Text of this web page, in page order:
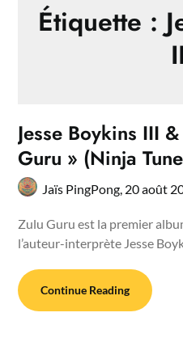
Étiquette :
Jesse Boykins III
Guru » (Ninja
Jaïs PingPong, 20 août
Zulu Guru est la premier
l’auteur-interprète Jesse
Continue Reading